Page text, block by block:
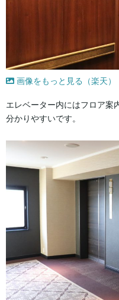
画像をもっと見る（楽天）
エレベーター内にはフロア案
分かりやすいです。